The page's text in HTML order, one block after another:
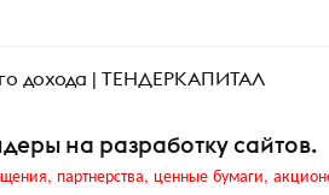
дохода | ТЕНДЕРКАПИТАЛ
на разработку сайтов‍.
партнерства, ценные бумаги,